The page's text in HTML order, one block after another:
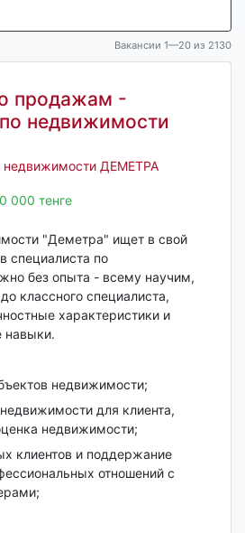
Вакансии 1—20 из 2130
продажам -
недвижимости
недвижимости ДЕМЕТРА
000 тенге
"Деметра" ищет в свой
специалиста по
без опыта - всему научим,
классного специалиста,
характеристики и
навыки.
недвижимости;
для клиента,
недвижимости;
клиентов и поддержание
отношений с